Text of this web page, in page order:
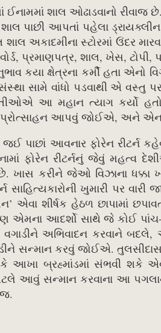
શાલ ઓઢાડવાનો રીવાજ
શાલ પાછી આપતાં પહેલા
શાલ અકાદમીના સ્ટોરમાં ઉંદર
પ્રમાણપત્ર, શાલ, ખેસ,
કયા ક્ષેત્રના કર્મી હતા એનો
સામે વાંધો પડવાથી એ વસ્તુ
આ મહાન ત્યાગ કર્યો હતો
આપવું જોઈએ, અને એના
પાછાં આવનાર ફોરેન રીટર્ન
ફોરેન રીટર્નનું જેવું મહત્વ
ખાસ કરીને જેઓ વિઝાના ધક્કા
સાહિત્યકારોની ખુમારી પર
એવા શીર્ષક હેઠળ છાપામાં
એમના આદર્શો સાથે જે કોઈ
વગાડીને અભિવાદન કરવાને
સન્માન કરવું જોઈએ.
આખા બ્રહ્માંડમાં સંભવી શકે
આવું સન્માન કરવાના આ પગલાને